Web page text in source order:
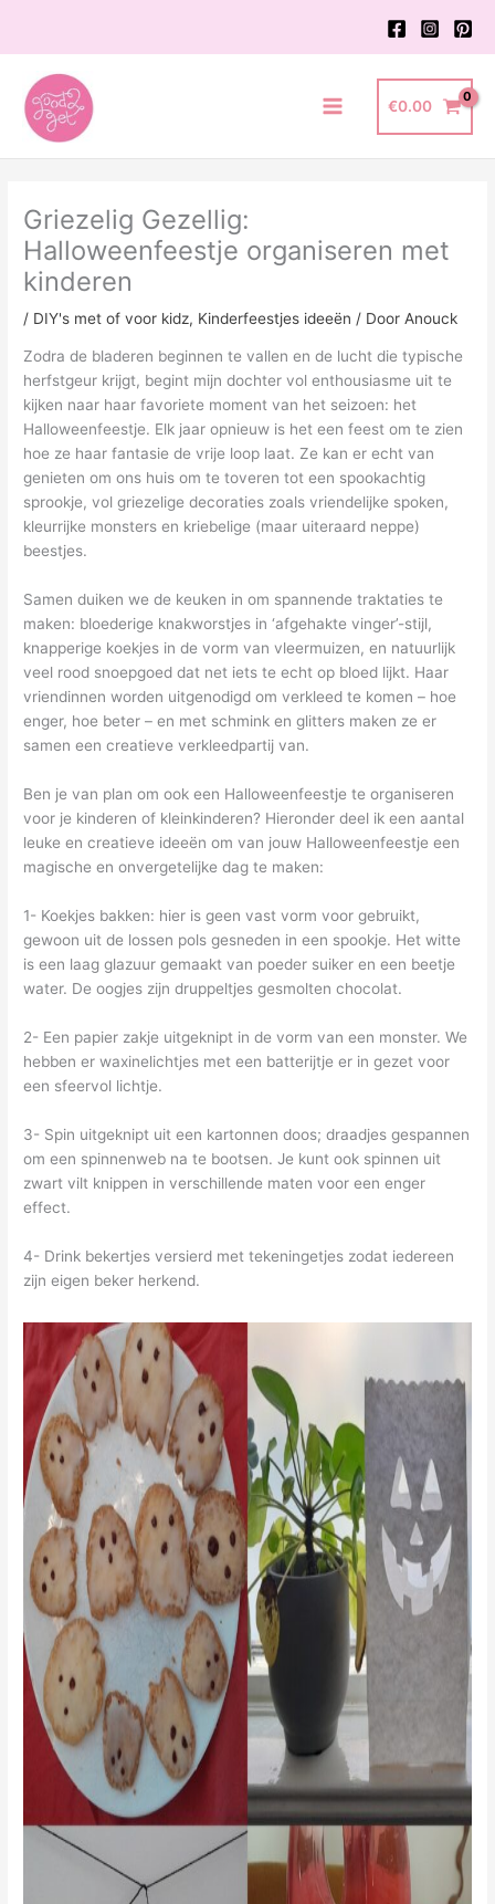
de
inhoud
Main
Menu
€0.00
Griezelig Gezellig:
Halloweenfeestje organiseren met
kinderen
/ DIY's met of voor kidz, Kinderfeestjes ideeën / Door Anouck
Zodra de bladeren beginnen te vallen en de lucht die typische
herfstgeur krijgt, begint mijn dochter vol enthousiasme uit te
kijken naar haar favoriete moment van het seizoen: het
Halloweenfeestje. Elk jaar opnieuw is het een feest om te zien
hoe ze haar fantasie de vrije loop laat. Ze kan er echt van
genieten om ons huis om te toveren tot een spookachtig
sprookje, vol griezelige decoraties zoals vriendelijke spoken,
kleurrijke monsters en kriebelige (maar uiteraard neppe)
beestjes.
Samen duiken we de keuken in om spannende traktaties te
maken: bloederige knakworstjes in ‘afgehakte vinger’-stijl,
knapperige koekjes in de vorm van vleermuizen, en natuurlijk
veel rood snoepgoed dat net iets te echt op bloed lijkt. Haar
vriendinnen worden uitgenodigd om verkleed te komen – hoe
enger, hoe beter – en met schmink en glitters maken ze er
samen een creatieve verkleedpartij van.
Ben je van plan om ook een Halloweenfeestje te organiseren
voor je kinderen of kleinkinderen? Hieronder deel ik een aantal
leuke en creatieve ideeën om van jouw Halloweenfeestje een
magische en onvergetelijke dag te maken:
1- Koekjes bakken: hier is geen vast vorm voor gebruikt,
gewoon uit de lossen pols gesneden in een spookje. Het witte
is een laag glazuur gemaakt van poeder suiker en een beetje
water. De oogjes zijn druppeltjes gesmolten chocolat.
2- Een papier zakje uitgeknipt in de vorm van een monster. We
hebben er waxinelichtjes met een batterijtje er in gezet voor
een sfeervol lichtje.
3- Spin uitgeknipt uit een kartonnen doos; draadjes gespannen
om een spinnenweb na te bootsen. Je kunt ook spinnen uit
zwart vilt knippen in verschillende maten voor een enger
effect.
4- Drink bekertjes versierd met tekeningetjes zodat iedereen
zijn eigen beker herkend.